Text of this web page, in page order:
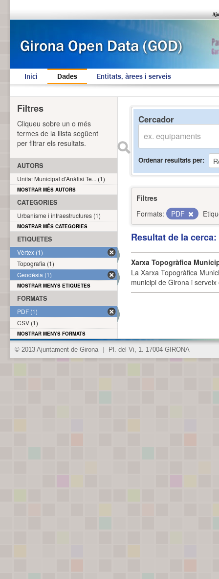
Inici Dades Entitats, àrees i serveis
Cercador
Ordenar resultats per
Filtres
Formats:
PDF
Resultat de la
Xarxa Topogràfica
La Xarxa Topogràfica
municipi de Girona i
Filtres
Cliqueu sobre un o més
termes de la llista següent
per filtrar els resultats.
AUTORS
Unitat Municipal d'Anàlisi Te... (1)
MOSTRAR MÉS AUTORS
CATEGORIES
Urbanisme i infraestructures (1)
MOSTRAR MÉS CATEGORIES
ETIQUETES
Vèrtex (1)
Topografia (1)
Geodèsia (1)
MOSTRAR MENYS ETIQUETES
FORMATS
PDF (1)
CSV (1)
MOSTRAR MENYS FORMATS
© 2013 Ajuntament de Girona Pl. del Vi, 1. 17004 GIRONA